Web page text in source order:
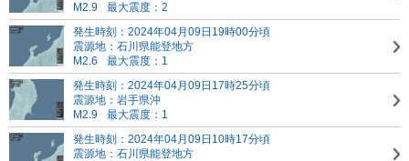
M2.9
最大震度：2
発生時刻：2024年04月09日19時00分頃
震源地：石川県能登地方
M2.6
最大震度：1
発生時刻：2024年04月09日17時25分頃
震源地：岩手県沖
M2.9
最大震度：1
発生時刻：2024年04月09日10時17分頃
震源地：石川県能登地方